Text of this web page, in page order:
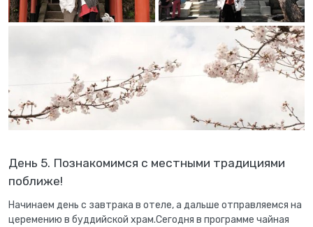
День 5. Познакомимся с местными традициями
поближе!
Начинаем день с завтрака в отеле, а дальше отправляемся на
церемению в буддийской храм.Сегодня в программе чайная